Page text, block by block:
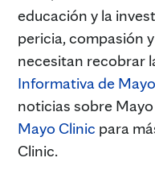
educación y la
pericia, compasión
necesitan recobrar
Informativa de
noticias sobre
Mayo Clinic para
Clinic.